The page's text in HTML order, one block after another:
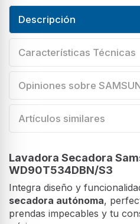
Descripción
Características Técnicas
Opiniones sobre
Artículos similares
Lavadora Secadora
WD90T534DBN/S3
Integra diseño y
secadora autónoma,
prendas impecables y tu